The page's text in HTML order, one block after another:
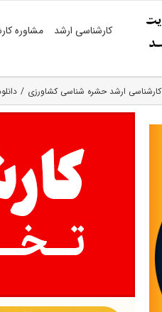
کارشناسی ارشد مشاوره
کارشناسی ارشد حشره‌ شناسی کشاورزی